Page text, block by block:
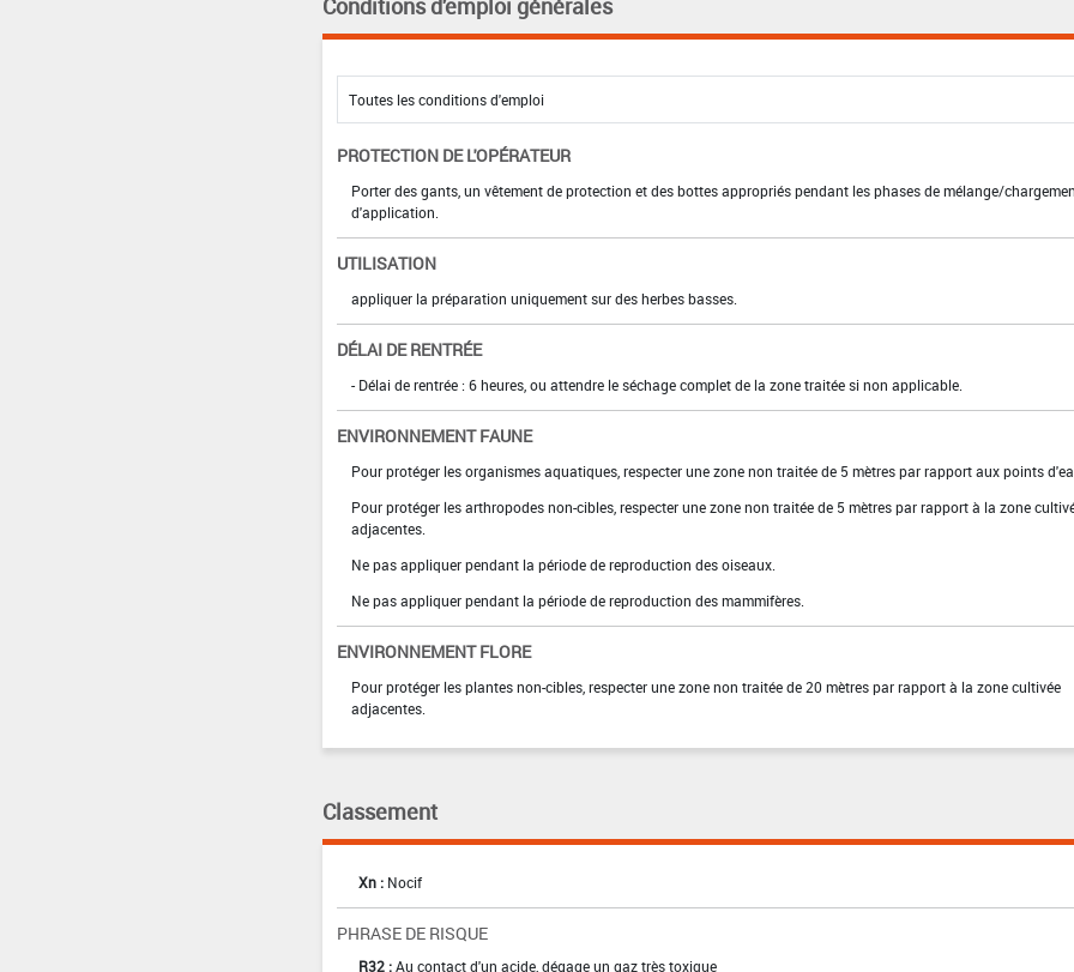
Conditions d'emploi générales
PROTECTION DE L'OPÉRATEUR
Porter des gants, un vêtement de protection et des bottes appropriés pendant les phases de mélange/
d'application.
UTILISATION
appliquer la préparation uniquement sur des herbes basses.
DÉLAI DE RENTRÉE
- Délai de rentrée : 6 heures, ou attendre le séchage complet de la zone traitée si non applicable.
ENVIRONNEMENT FAUNE
Pour protéger les organismes aquatiques, respecter une zone non traitée de 5 mètres par rapport aux points
Pour protéger les arthropodes non-cibles, respecter une zone non traitée de 5 mètres par rapport à la zone
adjacentes.
Ne pas appliquer pendant la période de reproduction des oiseaux.
Ne pas appliquer pendant la période de reproduction des mammifères.
ENVIRONNEMENT FLORE
Pour protéger les plantes non-cibles, respecter une zone non traitée de 20 mètres par rapport à la zone cultivée
adjacentes.
Classement
Xn : Nocif
PHRASE DE RISQUE
R32 : Au contact d'un acide, dégage un gaz très toxique